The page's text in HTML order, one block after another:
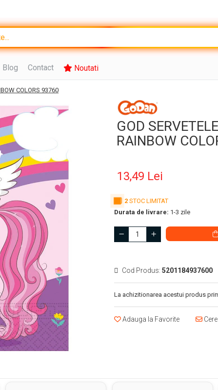
Blog Contact Noutati
COLORS 93760
GOD
RAINBOW
13,49 Lei
2 STOC LIMITAT
Durata de livrare: 1-3 zile
Cod Produs: 5201184937600
La achizitionarea acestui produs
Adauga la Favorite